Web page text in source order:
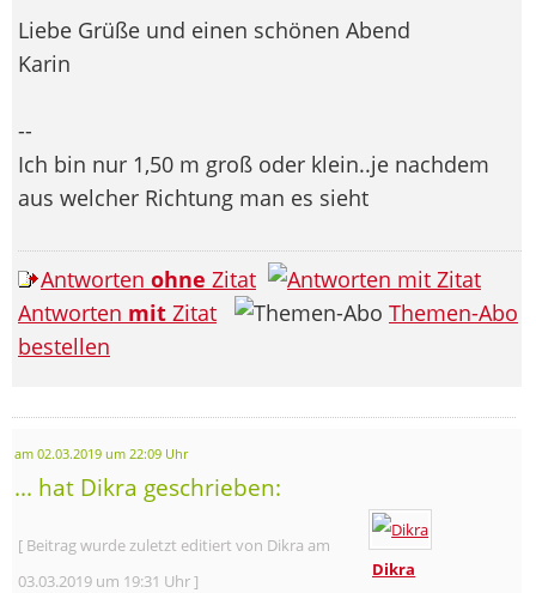
Liebe Grüße und einen schönen Abend
Karin
--
Ich bin nur 1,50 m groß oder klein..je nachdem
aus welcher Richtung man es sieht
Antworten ohne Zitat
Antworten mit Zitat
Themen-Abo
bestellen
am 02.03.2019 um 22:09 Uhr
... hat Dikra geschrieben:
Dikra
[ Beitrag wurde zuletzt editiert von Dikra am
03.03.2019 um 19:31 Uhr ]